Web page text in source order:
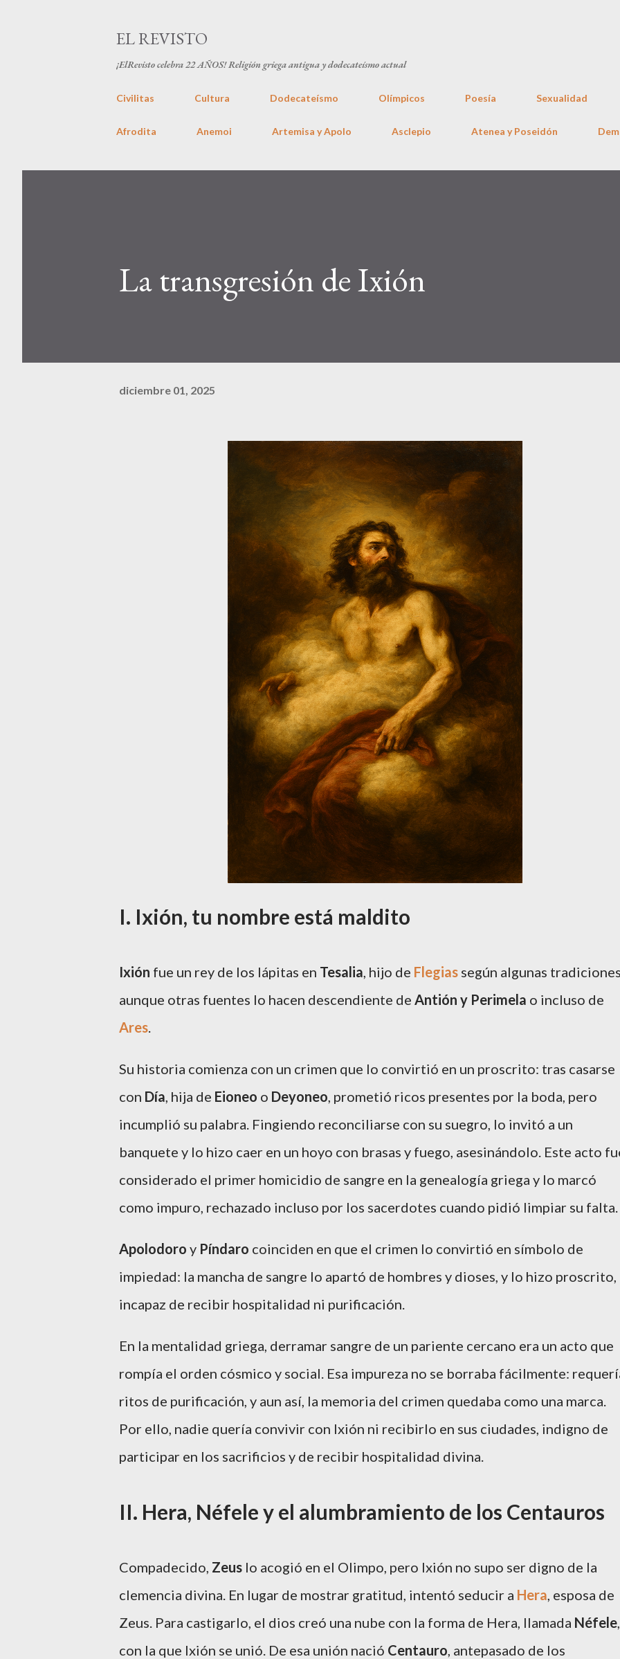
EL REVISTO
¡ElRevisto celebra22 AÑOS! Religión griega antigua y dodecateísmo actual
Civilitas Cultura Dodecateísmo Olímpicos Poesía Sexualidad
Afrodita Anemoi Artemisa y Apolo Asclepio Atenea y Poseidón
La transgresión de Ixión
diciembre 01, 2025
I. Ixión, tu nombre está maldito
Ixión fue un rey de los lápitas en Tesalia, hijo de Flegias según algunas
aunque otras fuentes lo hacen descendiente de Antión y Perimela o incluso de
Ares.
Su historia comienza con un crimen que lo convirtió en un proscrito: tras casarse
con Día, hija de Eioneo o Deyoneo, prometió ricos presentes por la boda, pero
incumplió su palabra. Fingiendo reconciliarse con su suegro, lo invitó a un
banquete y lo hizo caer en un hoyo con brasas y fuego, asesinándolo. Este acto
considerado el primer homicidio de sangre en la genealogía griega y lo marcó
como impuro, rechazado incluso por los sacerdotes cuando pidió limpiar su falta.
Apolodoro y Píndaro coinciden en que el crimen lo convirtió en símbolo de
impiedad: la mancha de sangre lo apartó de hombres y dioses, y lo hizo proscrito,
incapaz de recibir hospitalidad ni purificación.
En la mentalidad griega, derramar sangre de un pariente cercano era un acto que
rompía el orden cósmico y social. Esa impureza no se borraba fácilmente:
ritos de purificación, y aun así, la memoria del crimen quedaba como una marca.
Por ello, nadie quería convivir con Ixión ni recibirlo en sus ciudades, indigno de
participar en los sacrificios y de recibir hospitalidad divina.
II. Hera, Néfele y el alumbramiento de los Centauros
Compadecido, Zeus lo acogió en el Olimpo, pero Ixión no supo ser digno de la
clemencia divina. En lugar de mostrar gratitud, intentó seducir a Hera, esposa de
Zeus. Para castigarlo, el dios creó una nube con la forma de Hera, llamada Néfele,
con la que Ixión se unió. De esa unión nació Centauro, antepasado de los